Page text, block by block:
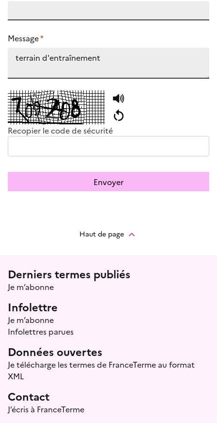
Message*
Recopier le code de sécurité
Envoyer
Haut de page
Menu prefooter
Derniers termes publiés
Je m’abonne
Infolettre
Je m’abonne
Infolettres parues
Données ouvertes
Je télécharge les termes de FranceTerme au format
XML
Contact
J’écris à FranceTerme